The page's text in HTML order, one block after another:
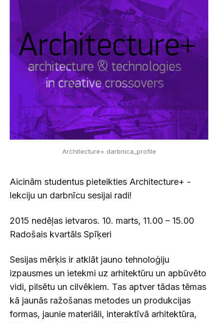
Architecture+ darbnica_profile
Aicinām studentus pieteikties Architecture+ -
lekciju un darbnīcu sesijai radi!
2015 nedēļas ietvaros. 10. marts, 11.00 – 15.00
Radošais kvartāls Spīķeri
Sesijas mērķis ir atklāt jauno tehnoloģiju
izpausmes un ietekmi uz arhitektūru un apbūvēto
vidi, pilsētu un cilvēkiem. Tas aptver tādas tēmas
kā jaunās ražošanas metodes un produkcijas
formas, jaunie materiāli, interaktīvā arhitektūra,